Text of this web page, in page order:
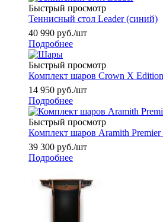
Быстрый просмотр
Теннисный стол Leader (синий)
40 990 руб./шт
Подробнее
Быстрый просмотр
Комплект шаров Сrown X
14 950 руб./шт
Подробнее
Быстрый просмотр
Комплект шаров Aramith
39 300 руб./шт
Подробнее